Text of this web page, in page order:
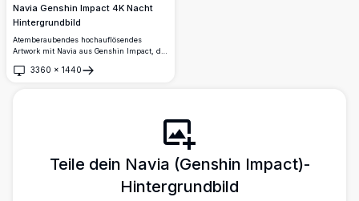
Navia Genshin Impact 4K Nacht
Hintergrundbild
Atemberaubendes hochauflösendes
Artwork mit Navia aus Genshin Impact, die
beleuchtete Stadtlandschaft überblickt. Die
3360 × 1440
Öffnen
Teile dein Navia (Genshin Impact)-
Hintergrundbild